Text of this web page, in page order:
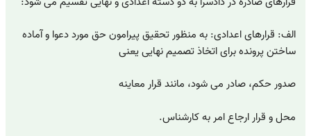
الف: قرارهای اعدادی: به منظور تحقیق پیرامون حق مورد دعوا و آماده
ساختن پرونده برای اتخاذ تصمیم نهایی یعنی
صدور حکم، صادر می شود، مانند قرار معاینه
محل و قرار ارجاع امر به کارشناس.